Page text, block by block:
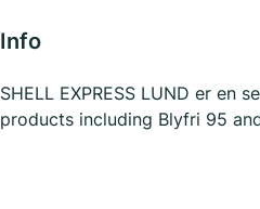
Info
SHELL EXPRESS LUND er
products including Blyfri 95